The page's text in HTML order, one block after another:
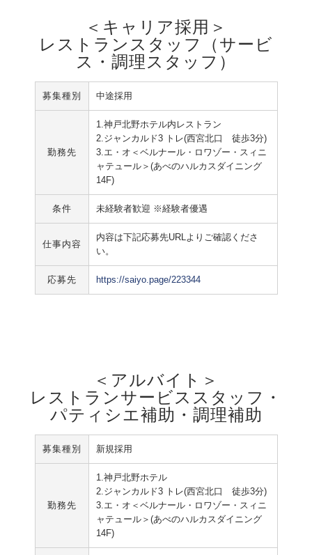
＜キャリア採用＞
レストランスタッフ（サービ
ス・調理スタッフ）
募集種別 中途採用
勤務先
1.神戸北野ホテル内レストラン
2.ジャンカルド3 トレ(西宮北口 徒歩3分)
3.エ・オ＜ベルナール・ロワゾー・スィニ
ャテュール＞(あべのハルカスダイニング
14F)
条件 未経験者歓迎 ※経験者優遇
仕事内容
内容は下記応募先URLよりご確認くださ
い。
応募先 https://saiyo.page/223344
＜アルバイト＞
レストランサービススタッフ・
パティシエ補助・調理補助
募集種別 新規採用
勤務先
1.神戸北野ホテル
2.ジャンカルド3 トレ(西宮北口 徒歩3分)
3.エ・オ＜ベルナール・ロワゾー・スィニ
ャテュール＞(あべのハルカスダイニング
14F)